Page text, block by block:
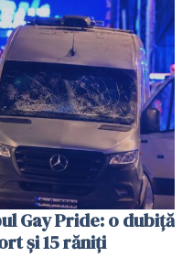
Gay Pride: o dubiță
și 15 răniți